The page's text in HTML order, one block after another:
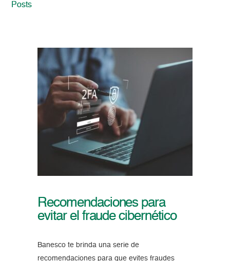
Posts
Recomendaciones para
evitar el fraude cibernético
Banesco te brinda una serie de
recomendaciones para que evites fraudes